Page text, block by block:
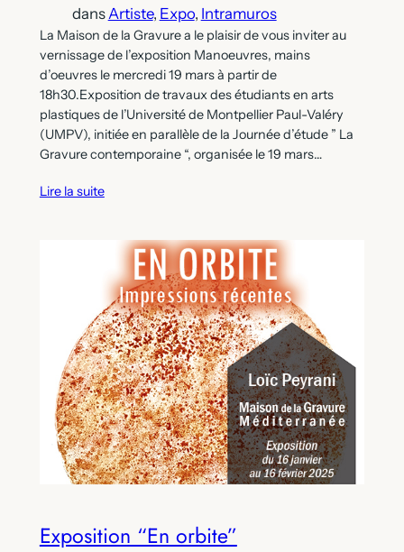
dans Artiste, Expo, Intramuros
La Maison de la Gravure a le plaisir de vous inviter au
vernissage de l’exposition Manoeuvres, mains
d’oeuvres le mercredi 19 mars à partir de
18h30.Exposition de travaux des étudiants en arts
plastiques de l’Université de Montpellier Paul-Valéry
(UMPV), initiée en parallèle de la Journée d’étude ” La
Gravure contemporaine “, organisée le 19 mars…
Lire la suite
Exposition “En orbite”